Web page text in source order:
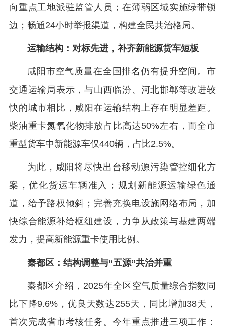
向重点工地派驻监管人员；在薄弱区域实施绿带锁
边；畅通24小时举报渠道，构建全民共治格局。
运输结构：对标先进，补齐新能源货车短板
咸阳市空气质量在全国排名仍有提升空间。市
交通运输局表示，与山西临汾、河北邯郸等改进较
快的城市相比，咸阳在运输结构上存在明显差距。
柴油重卡氮氧化物排放占比高达50%左右，而全市
重型货车中新能源车仅440辆，占比2.5%。
为此，咸阳将尽快出台移动源污染管控细化方
案，优化货运车辆准入；规划新能源运输绿色通
道，给予路权倾斜；完善充换电设施网络布局，加
快综合能源补给枢纽建设，力争从政策与基建两端
发力，提高新能源重卡使用比例。
秦都区：结构调整与“五源”共治并重
秦都区介绍，2025年全区空气质量综合指数同
比下降9.6%，优良天数达255天，同比增加38天，
首次完成省市考核任务。今年重点推进三项工作：